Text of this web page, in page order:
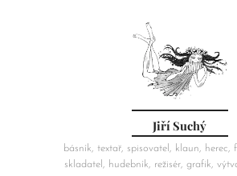
Jiří Suchý
básník, textař, spisovatel, klaun, herec,
skladatel, hudebník, režisér, grafik,